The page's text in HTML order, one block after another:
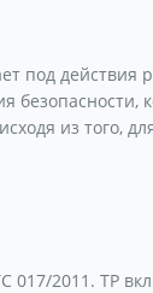
под действия
безопасности,
из того,
017/2011. ТР